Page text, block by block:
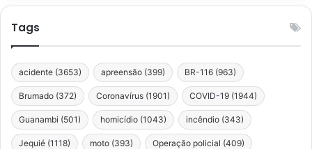
Tags
acidente (3653) apreensão (399) BR-116 (963)
Brumado (372) Coronavírus (1901) COVID-19 (1944)
Guanambi (501) homicídio (1043) incêndio (343)
Jequié (1118) moto (393) Operação policial (409)